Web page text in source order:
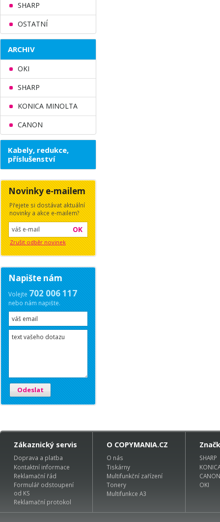
SHARP
OSTATNÍ
ARCHIV
OKI
SHARP
KONICA MINOLTA
CANON
Kabely, redukce,
příslušenství
Novinky e-mailem
Přejete si dostávat aktuální
novinky a akce e-mailem?
OK
Zrušit odběr novinek
Napište nám
Volejte702 006 117
nebo nám napište.
Odeslat
Zákaznický servis
Doprava a platba
Kontaktní informace
Reklamační řád
Formulář odstoupení
od KS
Reklamační protokol
O COPYMANIA.CZ
O nás
Tiskárny
Multifunkční zařízení
Tonery
Multifunkce A3
SHARP
CANON
OKI